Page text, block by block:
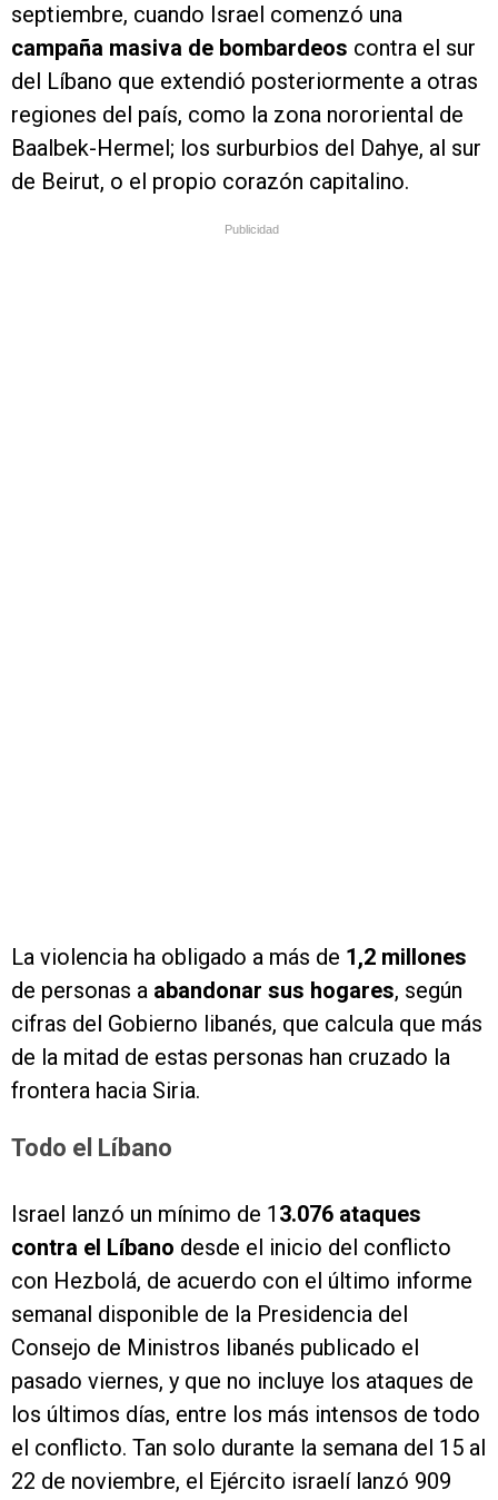
septiembre, cuando Israel comenzó una
campaña masiva de bombardeos contra el sur
del Líbano que extendió posteriormente a otras
regiones del país, como la zona nororiental de
Baalbek-Hermel; los surburbios del Dahye, al sur
de Beirut, o el propio corazón capitalino.
Publicidad
La violencia ha obligado a más de 1,2 millones
de personas a abandonar sus hogares, según
cifras del Gobierno libanés, que calcula que más
de la mitad de estas personas han cruzado la
frontera hacia Siria.
Todo el Líbano
Israel lanzó un mínimo de 1 3.076 ataques
contra el Líbano desde el inicio del conflicto
con Hezbolá, de acuerdo con el último informe
semanal disponible de la Presidencia del
Consejo de Ministros libanés publicado el
pasado viernes, y que no incluye los ataques de
los últimos días, entre los más intensos de todo
el conflicto. Tan solo durante la semana del 15 al
22 de noviembre, el Ejército israelí lanzó 909